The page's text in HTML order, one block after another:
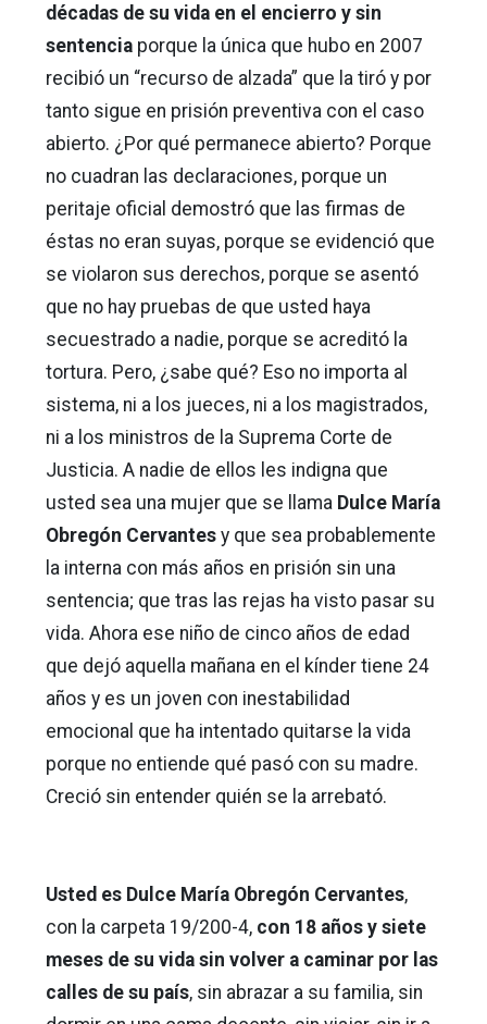
décadas de su vida en el encierro y sin
sentencia porque la única que hubo en 2007
recibió un “recurso de alzada” que la tiró y por
tanto sigue en prisión preventiva con el caso
abierto. ¿Por qué permanece abierto? Porque
no cuadran las declaraciones, porque un
peritaje oficial demostró que las firmas de
éstas no eran suyas, porque se evidenció que
se violaron sus derechos, porque se asentó
que no hay pruebas de que usted haya
secuestrado a nadie, porque se acreditó la
tortura. Pero, ¿sabe qué? Eso no importa al
sistema, ni a los jueces, ni a los magistrados,
ni a los ministros de la Suprema Corte de
Justicia. A nadie de ellos les indigna que
usted sea una mujer que se llama Dulce María
Obregón Cervantes y que sea probablemente
la interna con más años en prisión sin una
sentencia; que tras las rejas ha visto pasar su
vida. Ahora ese niño de cinco años de edad
que dejó aquella mañana en el kínder tiene 24
años y es un joven con inestabilidad
emocional que ha intentado quitarse la vida
porque no entiende qué pasó con su madre.
Creció sin entender quién se la arrebató.
Usted es Dulce María Obregón Cervantes,
con la carpeta 19/200-4, con 18 años y siete
meses de su vida sin volver a caminar por las
calles de su país, sin abrazar a su familia, sin